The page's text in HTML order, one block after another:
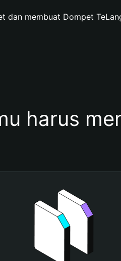
dan membuat Dompet
harus